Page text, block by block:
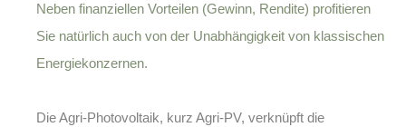
Neben finanziellen Vorteilen (Gewinn, Rendite) profitieren
Sie natürlich auch von der Unabhängigkeit von klassischen
Energiekonzernen.
DieAgri-Photovoltaik, kurz Agri-PV, verknüpft die